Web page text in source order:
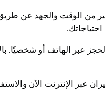
من الوقت والجهد عن
عبر الهاتف أو شخصيًا.
عبر الإنترنت الآن